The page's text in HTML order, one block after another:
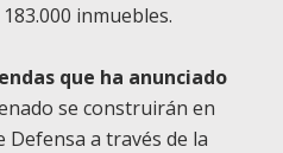
inmuebles.
que ha anunciado
se construirán en
a través de la